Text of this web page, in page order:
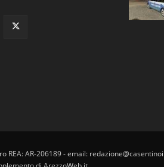
REA: AR-206189 - email: